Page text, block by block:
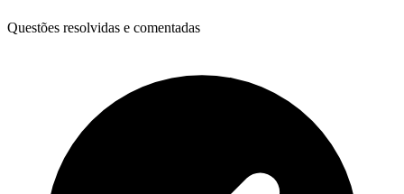
Questões resolvidas e comentadas